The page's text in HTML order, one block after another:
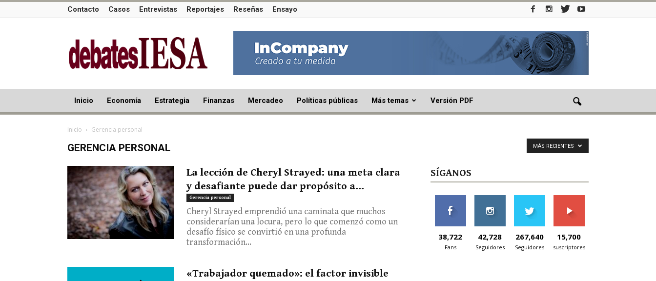
Contacto Casos Entrevistas Reportajes Reseñas Ensayo
Inicio Economía Estrategia Finanzas Mercadeo Políticas públicas Más temas Versión PDF
Inicio Gerencia personal
GERENCIA PERSONAL MÁS RECIENTES
La lección de Cheryl Strayed: una meta clara
y desafiante puede dar propósito a...
Gerencia personal
Cheryl Strayed emprendió una caminata que muchos
considerarían una locura, pero lo que comenzó como un
desafío físico se convirtió en una profunda
transformación...
«Trabajador quemado»: el factor invisible
SÍGANOS
38,722
Fans
42,728
Seguidores
267,640
Seguidores
15,700
suscriptores